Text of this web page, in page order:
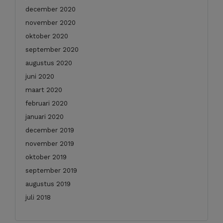
december 2020
november 2020
oktober 2020
september 2020
augustus 2020
juni 2020
maart 2020
februari 2020
januari 2020
december 2019
november 2019
oktober 2019
september 2019
augustus 2019
juli 2018